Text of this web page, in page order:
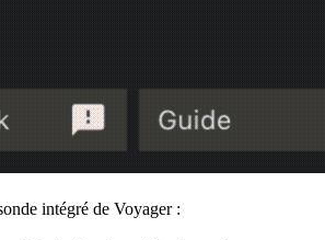
intégré de Voyager :